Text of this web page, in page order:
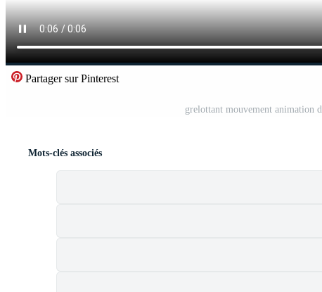
Partager sur Pinterest
grelottant mouvement animation
Mots-clés associés